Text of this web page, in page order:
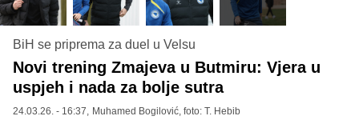
BiH se priprema za duel u Velsu
Novi trening Zmajeva u Butmiru: Vjera u
uspjeh i nada za bolje sutra
24.03.26. - 16:37, Muhamed Bogilović, foto: T. Hebib